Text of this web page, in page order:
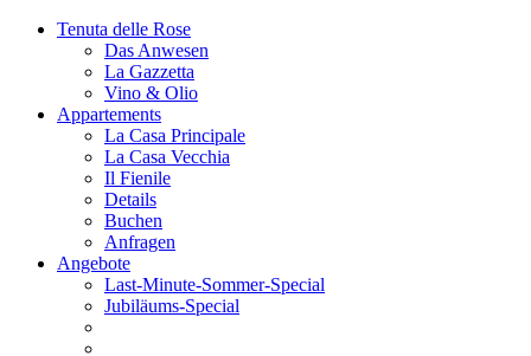
Tenuta delle Rose
Das Anwesen
La Gazzetta
Vino & Olio
Appartements
La Casa Principale
La Casa Vecchia
Il Fienile
Details
Buchen
Anfragen
Angebote
Last-Minute-Sommer-Special
Jubiläums-Special